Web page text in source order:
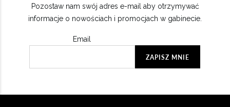
Pozostaw nam swój adres e-mail aby otrzymywać
informacje o nowościach i promocjach w gabinecie.
Email